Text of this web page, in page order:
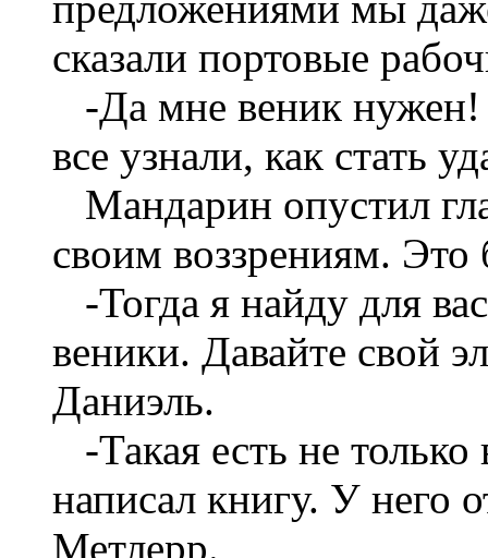
сказали портовые
-Да мне веник
все узнали, как стать
Мандарин опустил
своим воззрениям.
-Тогда я найду для
веники. Давайте свой
Даниэль.
-Такая есть не
написал книгу. У него
Метлерр.